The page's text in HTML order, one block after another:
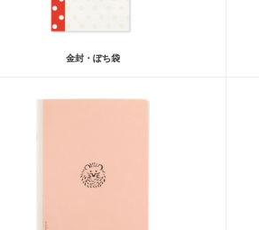
金封・ぽち袋